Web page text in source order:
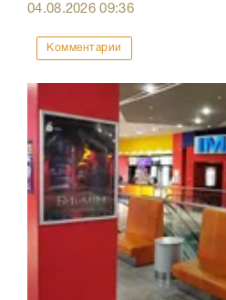
04.08.202609:36
Комментарии